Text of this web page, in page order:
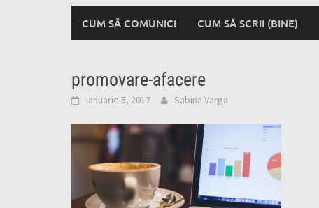
CUM SĂ COMUNICI CUM SĂ SCRII (BINE)
promovare-afacere
ianuarie 5, 2017 Sabina Varga